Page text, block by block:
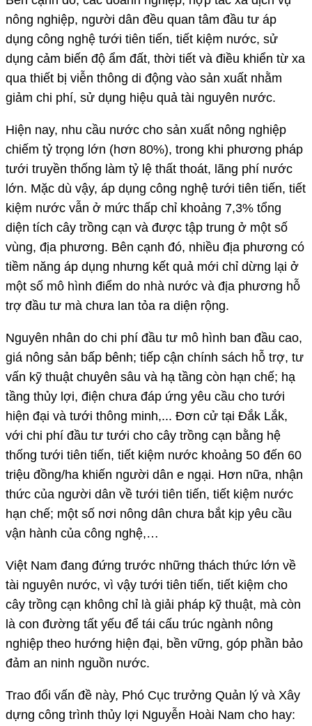
nông nghiệp, người dân đều quan tâm đầu tư áp
dụng công nghệ tưới tiên tiến, tiết kiệm nước, sử
dụng cảm biến độ ẩm đất, thời tiết và điều khiển từ xa
qua thiết bị viễn thông di động vào sản xuất nhằm
giảm chi phí, sử dụng hiệu quả tài nguyên nước.
Hiện nay, nhu cầu nước cho sản xuất nông nghiệp
chiếm tỷ trọng lớn (hơn 80%), trong khi phương pháp
tưới truyền thống làm tỷ lệ thất thoát, lãng phí nước
lớn. Mặc dù vậy, áp dụng công nghệ tưới tiên tiến, tiết
kiệm nước vẫn ở mức thấp chỉ khoảng 7,3% tổng
diện tích cây trồng cạn và được tập trung ở một số
vùng, địa phương. Bên cạnh đó, nhiều địa phương có
tiềm năng áp dụng nhưng kết quả mới chỉ dừng lại ở
một số mô hình điểm do nhà nước và địa phương hỗ
trợ đầu tư mà chưa lan tỏa ra diện rộng.
Nguyên nhân do chi phí đầu tư mô hình ban đầu cao,
giá nông sản bấp bênh; tiếp cận chính sách hỗ trợ, tư
vấn kỹ thuật chuyên sâu và hạ tầng còn hạn chế; hạ
tầng thủy lợi, điện chưa đáp ứng yêu cầu cho tưới
hiện đại và tưới thông minh,... Đơn cử tại Đắk Lắk,
với chi phí đầu tư tưới cho cây trồng cạn bằng hệ
thống tưới tiên tiến, tiết kiệm nước khoảng 50 đến 60
triệu đồng/ha khiến người dân e ngại. Hơn nữa, nhận
thức của người dân về tưới tiên tiến, tiết kiệm nước
hạn chế; một số nơi nông dân chưa bắt kịp yêu cầu
vận hành của công nghệ,…
Việt Nam đang đứng trước những thách thức lớn về
tài nguyên nước, vì vậy tưới tiên tiến, tiết kiệm cho
cây trồng cạn không chỉ là giải pháp kỹ thuật, mà còn
là con đường tất yếu để tái cấu trúc ngành nông
nghiệp theo hướng hiện đại, bền vững, góp phần bảo
đảm an ninh nguồn nước.
Trao đổi vấn đề này, Phó Cục trưởng Quản lý và Xây
dựng công trình thủy lợi Nguyễn Hoài Nam cho hay: